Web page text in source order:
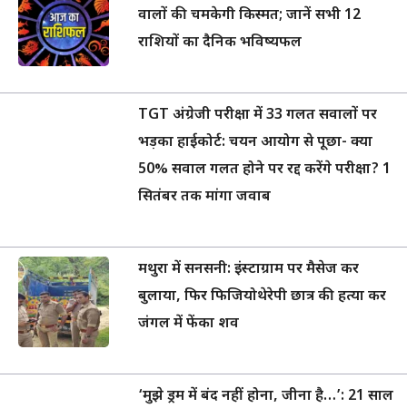
वालों की चमकेगी किस्मत; जानें सभी 12
राशियों का दैनिक भविष्यफल
TGT अंग्रेजी परीक्षा में 33 गलत सवालों पर
भड़का हाईकोर्ट: चयन आयोग से पूछा- क्या
50% सवाल गलत होने पर रद्द करेंगे परीक्षा? 1
सितंबर तक मांगा जवाब
मथुरा में सनसनी: इंस्टाग्राम पर मैसेज कर
बुलाया, फिर फिजियोथेरेपी छात्र की हत्या कर
जंगल में फेंका शव
‘मुझे ड्रम में बंद नहीं होना, जीना है…’: 21 साल